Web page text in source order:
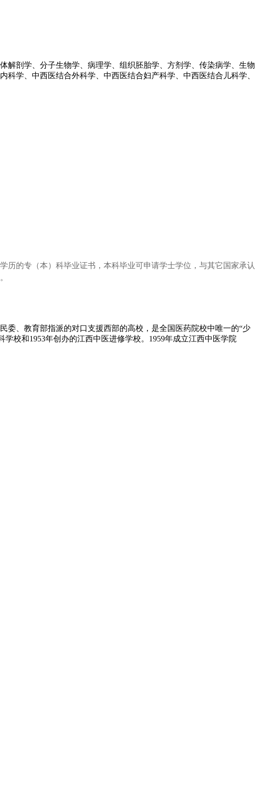
解剖学、分子生物学、病理学、组织胚胎学、方剂学、传染病学、生物
学、中西医结合外科学、中西医结合妇产科学、中西医结合儿科学、
的专（本）科毕业证书，本科毕业可申请学士学位，与其它国家承认
委、教育部指派的对口支援西部的高校，是全国医药院校中唯一的“少
校和1953年创办的江西中医进修学校。1959年成立江西中医学院